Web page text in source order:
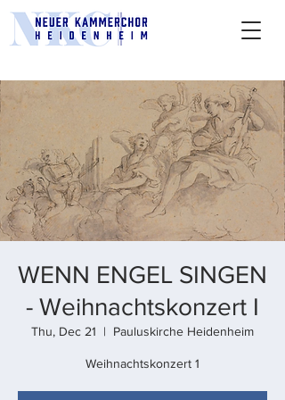
WENN ENGEL SINGEN
- Weihnachtskonzert I
Thu, Dec 21
  |
Pauluskirche Heidenheim
Weihnachtskonzert 1